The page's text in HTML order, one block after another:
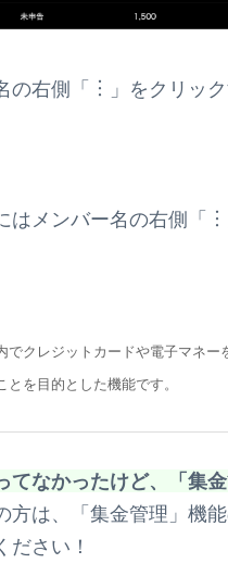
の右側「︙」をクリッ
はメンバー名の右側「
クレジットカードや電子マネ
を目的とした機能です。
てなかったけど、「集
方は、「集金管理」機
ださい！